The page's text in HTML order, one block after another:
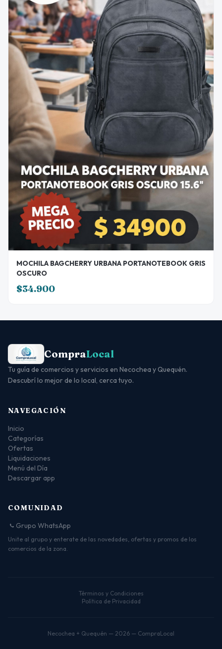
MOCHILA BAGCHERRY URBANA PORTANOTEBOOK GRIS
OSCURO
$34.900
CompraLocal
Tu guía de comercios y servicios en Necochea y Quequén.
Descubrí lo mejor de lo local, cerca tuyo.
NAVEGACIÓN
Inicio
Categorías
Ofertas
Liquidaciones
Menú del Día
Descargar app
COMUNIDAD
Grupo WhatsApp
Unite al grupo y enterate de las novedades, ofertas y promos de los
comercios de la zona.
Términos y Condiciones
Política de Privacidad
Necochea + Quequén — 2026 — CompraLocal